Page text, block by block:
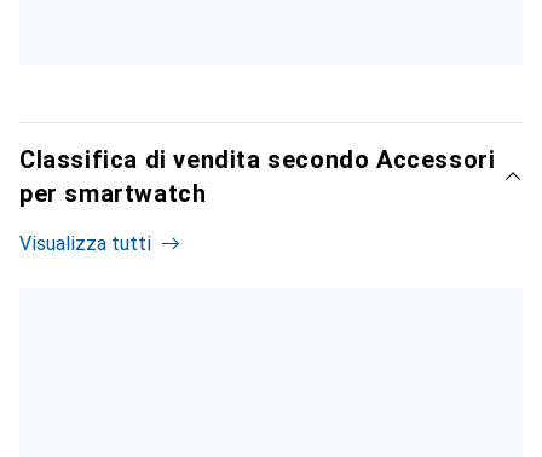
Classifica di vendita secondo Accessori
per smartwatch
Visualizza tutti